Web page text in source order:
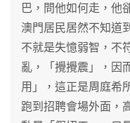
巴，問他如何走，他
澳門居民居然不知道
不就是失憶弱智，不
亂，「攪攪震」，
用」，這正是周庭希
跑到招聘會場外面，